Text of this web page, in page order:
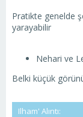
Pratikte genelde
yarayabilir
Nehari ve
Belki küçük
Ilham' Alıntı: